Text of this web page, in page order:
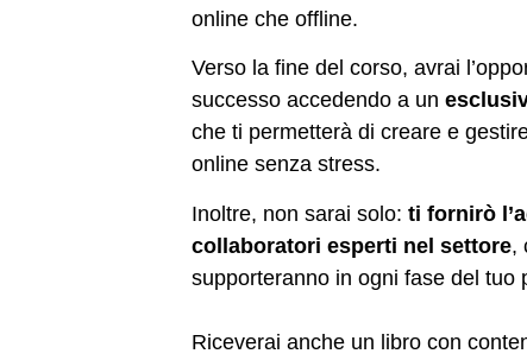
online che offline.
Verso la fine del corso, avrai
successo accedendo a un
che ti permetterà di creare e
online senza stress.
Inoltre, non sarai solo: ti fornirò
collaboratori esperti nel settore,
supporteranno in ogni fase del tuo
Riceverai anche un libro con